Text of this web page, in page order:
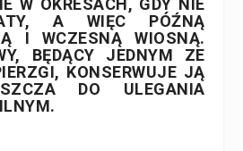
W OKRESACH, GDY NIE
A WIĘC PÓŹNĄ
I WCZESNĄ WIOSNĄ.
BĘDĄCY JEDNYM ZE
, KONSERWUJE JĄ
DO ULEGANIA